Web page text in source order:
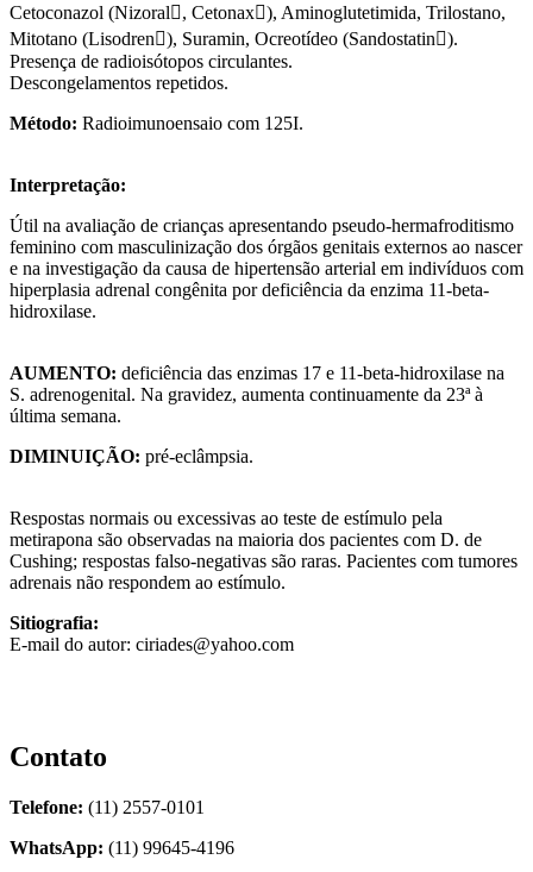
Cetoconazol (Nizoral, Cetonax), Aminoglutetimida, Trilostano,
Mitotano (Lisodren), Suramin, Ocreotídeo (Sandostatin).
Presença de radioisótopos circulantes.
Descongelamentos repetidos.
Método: Radioimunoensaio com 125I.
Interpretação:
Útil na avaliação de crianças apresentando pseudo-hermafroditismo
feminino com masculinização dos órgãos genitais externos ao nascer
e na investigação da causa de hipertensão arterial em indivíduos com
hiperplasia adrenal congênita por deficiência da enzima 11-beta-
hidroxilase.
AUMENTO: deficiência das enzimas 17 e 11-beta-hidroxilase na
S. adrenogenital. Na gravidez, aumenta continuamente da 23ª à
última semana.
DIMINUIÇÃO: pré-eclâmpsia.
Respostas normais ou excessivas ao teste de estímulo pela
metirapona são observadas na maioria dos pacientes com D. de
Cushing; respostas falso-negativas são raras. Pacientes com tumores
adrenais não respondem ao estímulo.
Sitiografia:
E-mail do autor: ciriades@yahoo.com
Contato
Telefone: (11) 2557-0101
WhatsApp: (11) 99645-4196